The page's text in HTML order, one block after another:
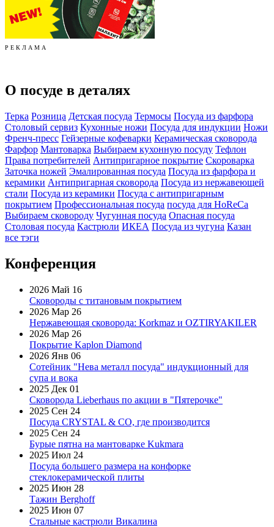
Р Е К Л А М А
О посуде в деталях
Терка Розница Детская посуда Термосы Посуда из фарфора
Столовый сервиз Кухонные ножи Посуда для индукции Ножи
Френч-пресс Гейзерные кофеварки Керамическая сковорода
Фарфор Мантоварка Выбираем кухонную посуду Тефлон
Права потребителей Антипригарное покрытие Скороварка
Заточка ножей Эмалированная посуда Посуда из фарфора и
керамики Антипригарная сковорода Посуда из нержавеющей
стали Посуда из керамики Посуда с антипригарным
покрытием Профессиональная посуда посуда для HoReCa
Выбираем сковороду Чугунная посуда Опасная посуда
Столовая посуда Кастрюли ИКЕА Посуда из чугуна Казан
все тэги
Конференция
2026 Май 16
Сковороды с титановым покрытием
2026 Мар 26
Нержавеющая сковорода: Korkmaz и OZTIRYAKILER
2026 Мар 26
Покрытие Kaplon Diamond
2026 Янв 06
Сотейник "Нева металл посуда" индукционный для
супа и вока
2025 Дек 01
Сковорода Lieberhaus по акции в "Пятерочке"
2025 Сен 24
Посуда CRYSTAL & CO, где производится
2025 Сен 24
Бурые пятна на мантоварке Kukmara
2025 Июл 24
Посуда большего размера на конфорке
стеклокерамической плиты
2025 Июн 28
Тажин Berghoff
2025 Июн 07
Стальные кастрюли Викалина